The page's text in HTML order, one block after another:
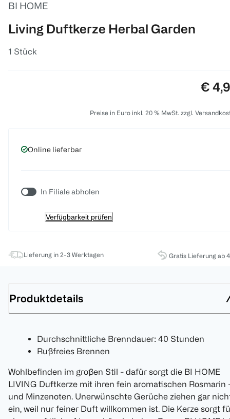
BI HOME
Living Duftkerze Herbal Garden
1 Stück
€
Preise in Euro inkl. 20 % MwSt. zzgl.
Online lieferbar
In Filiale abholen
Verfügbarkeit prüfen
Lieferung in 2-3 Werktagen Gratis Lieferung ab
Produktdetails
Durchschnittliche Brenndauer: 40 Stunden
Rußfreies Brennen
Wohlbefinden im großen Stil - dafür sorgt die BI HOME
LIVING Duftkerze mit ihren fein aromatischen Rosmarin
und Minzenoten. Unerwünschte Gerüche ziehen gar
ein, weil nur feiner Duft willkommen ist. Die Kerze sorgt